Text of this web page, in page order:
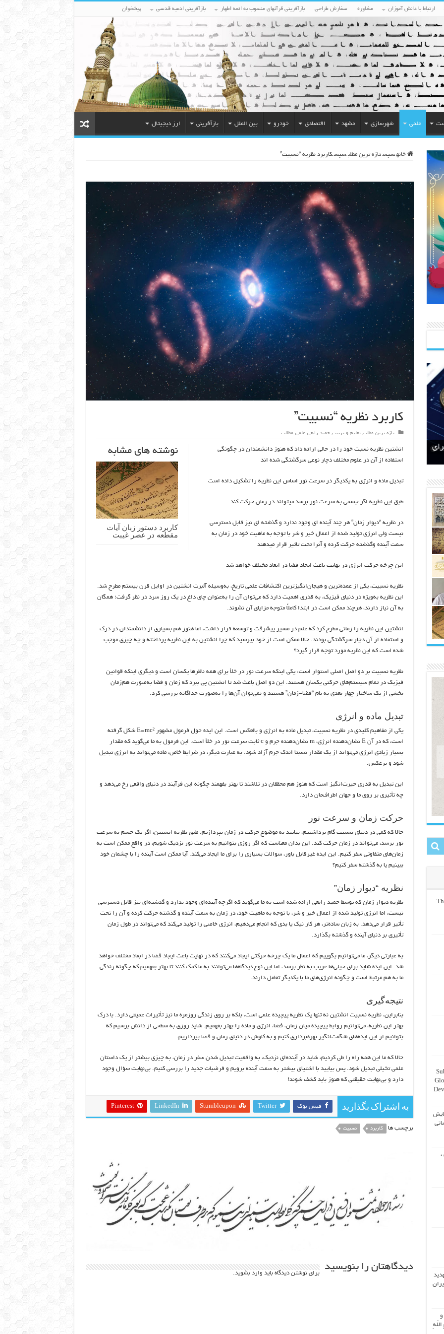
ارتباط با دانش آموزان مشاوره سفارش طراحی بازآفرینی قرآنهای منسوب به ائمه اطهار بازآفرینی ادعیه قدسی پیشخوان
علمی شهرسازی مشهد اقتصادی خودرو بین الملل بازآفرینی ارز دیجیتال
خانه سپس تازه ترین مطلب سپس کاربرد نظریه “نسبیت”
کاربرد نظریه “نسبیت”
تازه ترین مطلب,تعلیم و تربیت,حمید رابعی,علمی, مطالب
نوشته های مشابه
کاربرد دستور زبان آیات
مقطعه در عصر غیبت
انشتین نظریه نسبت خود را در حالی ارائه داد که هنوز دانشمندان در چگونگی
استفاده از آن در علوم مختلف دچار نوعی سرگشتگی شده اند
تبدیل ماده و انرژی به یکدیگر در سرعت نور اساس این نظریه را تشکیل داده است
طبق این نظریه اگر جسمی به سرعت نور برسد میتواند در زمان حرکت کند
در نظریه “دیوار زمان” هر چند آینده ای وجود ندارد و گذشته ای نیز قابل دسترسی
نیست ولی انرژی تولید شده از اعمال خیر و شر با توجه به ماهیت خود در زمان به
سمت آینده وگذشته حرکت کرده و آنرا تحت تاثیر قرار میدهند
این چرخه حرکت انرژی در نهایت باعث ایجاد فضا در ابعاد مختلف خواهد شد
نظریه نسبیت، یکی از عمده‌ترین و هیجان‌انگیزترین اکتشافات علمی تاریخ، به‌وسیله آلبرت انشتین در اوایل قرن بیستم مطرح شد.
این نظریه به‌ویژه در دنیای فیزیک، به قدری اهمیت دارد که می‌توان آن را به‌عنوان چای داغ در یک روز سرد در نظر گرفت؛ همگان
به آن نیاز دارند، هرچند ممکن است در ابتدا کاملاً متوجه مزایای آن نشوند.
انشتین این نظریه را زمانی مطرح کرد که علم در مسیر پیشرفت و توسعه قرار داشت، اما هنوز هم بسیاری از دانشمندان در درک
و استفاده از آن دچار سرگشتگی بودند. حالا ممکن است از خود بپرسید که چرا انشتین به این نظریه پرداخته و چه چیزی موجب
شده است که این نظریه مورد توجه قرار گیرد؟
نظریه نسبیت بر دو اصل اصلی استوار است: یکی اینکه سرعت نور در خلأ برای همه ناظرها یکسان است و دیگری اینکه قوانین
فیزیک در تمام سیستم‌های حرکتی یکسان هستند. این دو اصل باعث شد تا انشتین پی ببرد که زمان و فضا به‌صورت هم‌زمان
بخشی از یک ساختار چهار بعدی به نام “فضا-زمان” هستند و نمی‌توان آن‌ها را به‌صورت جداگانه بررسی کرد.
تبدیل ماده و انرژی
یکی از مفاهیم کلیدی در نظریه نسبیت، تبدیل ماده به انرژی و بالعکس است. این ایده حول فرمول مشهور E=mc² شکل گرفته
است، که در آن E نشان‌دهنده انرژی، m نشان‌دهنده جرم و c ثابت سرعت نور در خلأ است. این فرمول به ما می‌گوید که مقدار
بسیار زیادی انرژی می‌تواند از یک مقدار نسبتا اندک جرم آزاد شود. به عبارت دیگر، در شرایط خاص، ماده می‌تواند به انرژی تبدیل
شود و برعکس.
این تبدیل به قدری حیرت‌انگیز است که هنوز هم محققان در تلاشند تا بهتر بفهمند چگونه این فرآیند در دنیای واقعی رخ می‌دهد و
چه تأثیری بر روی ما و جهان اطراف‌مان دارد.
حرکت زمان و سرعت نور
حالا که کمی در دنیای نسبیت گام برداشتیم، بیایید به موضوع حرکت در زمان بپردازیم. طبق نظریه انشتین، اگر یک جسم به سرعت
نور برسد، می‌تواند در زمان حرکت کند. این بدان معناست که اگر روزی بتوانیم به سرعت نور نزدیک شویم، در واقع ممکن است به
زمان‌های متفاوتی سفر کنیم. این ایده غیرقابل باور، سوالات بسیاری را برای ما ایجاد می‌کند. آیا ممکن است آینده را با چشمان خود
ببینیم یا به گذشته سفر کنیم؟
نظریه “دیوار زمان”
نظریه دیوار زمان که توسط حمید رابعی ارائه شده است به ما می‌گوید که اگرچه آینده‌ای وجود ندارد و گذشته‌ای نیز قابل دسترسی
نیست، اما انرژی تولید شده از اعمال خیر و شر، با توجه به ماهیت خود، در زمان به سمت آینده و گذشته حرکت کرده و آن را تحت
تأثیر قرار می‌دهد. به زبان ساده‌تر، هر کار نیک یا بدی که انجام می‌دهیم، انرژی خاصی را تولید می‌کند که می‌تواند در طول زمان
تأثیری بر دنیای آینده و گذشته بگذارد.
به عبارتی دیگر، ما می‌توانیم بگوییم که اعمال ما یک چرخه حرکتی ایجاد می‌کنند که در نهایت باعث ایجاد فضا در ابعاد مختلف خواهد
شد. این ایده شاید برای خیلی‌ها غریب به نظر برسد، اما این نوع دیدگاه‌ها می‌توانند به ما کمک کنند تا بهتر بفهمیم که چگونه زندگی
ما به هم مرتبط است و چگونه انرژی‌های ما با یکدیگر تعامل دارند.
نتیجه‌گیری
بنابراین، نظریه نسبیت انشتین نه تنها یک نظریه پیچیده علمی است، بلکه بر روی زندگی روزمره ما نیز تأثیرات عمیقی دارد. با درک
بهتر این نظریه، می‌توانیم روابط پیچیده میان زمان، فضا، انرژی و ماده را بهتر بفهمیم. شاید روزی به سطحی از دانش برسیم که
بتوانیم از این ایده‌های شگفت‌انگیز بهره‌برداری کنیم و به کاوش در دنیای زمان و فضا بپردازیم.
حالا که ما این همه راه را طی کردیم، شاید در آینده‌ای نزدیک، به واقعیت تبدیل شدن سفر در زمان، به چیزی بیشتر از یک داستان
علمی تخیلی تبدیل شود. پس بیایید با اشتیاق بیشتر به سمت آینده برویم و فرضیات جدید را بررسی کنیم. بی‌نهایت سؤال وجود
دارد و بی‌نهایت حقیقتی که هنوز باید کشف شوند!
به اشتراک بگذارید فیس بوک Twitter
Stumbleupon
LinkedIn
Pinterest
برچسب ها کاربرد نسبیت
دیدگاهتان را بنویسید
برای نوشتن دیدگاه باید وارد بشوید.
مالکان اراضی شاهنامه ۳۵